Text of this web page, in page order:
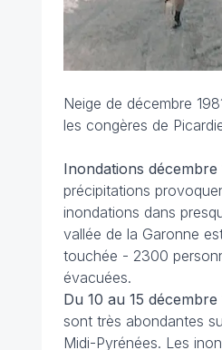
Neige de décembre
les congères de
Inondations décembre
précipitations
inondations dans
vallée de la Garonne
touchée - 2300
évacuées.
Du 10 au 15 décembre
sont très abondantes
Midi-Pyrénées. Les